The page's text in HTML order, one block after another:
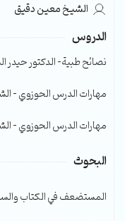
الصوت.
الشيخ معين دقيق
الدروس
نصائح طبية- الدكتور حيدر
مهارات الدرس الحوزوي –
مهارات الدرس الحوزوي –
البحوث
المستضعف في الكتاب